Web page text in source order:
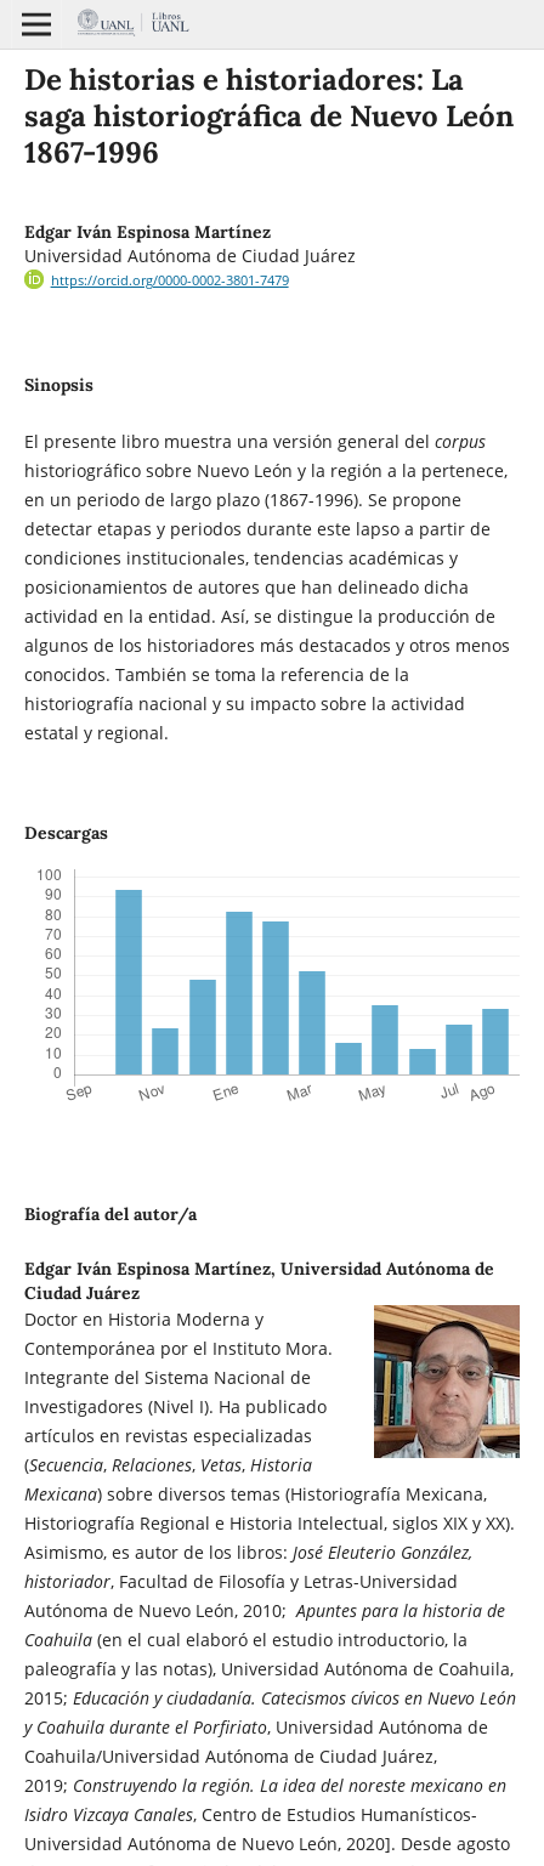
De historias e historiadores: La
saga historiográfica de Nuevo León
1867-1996
Edgar Iván Espinosa Martínez
Universidad Autónoma de Ciudad Juárez
https://orcid.org/0000-0002-3801-7479
Sinopsis
El presente libro muestra una versión general del corpus
historiográfico sobre Nuevo León y la región a la pertenece,
en un periodo de largo plazo (1867-1996). Se propone
detectar etapas y periodos durante este lapso a partir de
condiciones institucionales, tendencias académicas y
posicionamientos de autores que han delineado dicha
actividad en la entidad. Así, se distingue la producción de
algunos de los historiadores más destacados y otros menos
conocidos. También se toma la referencia de la
historiografía nacional y su impacto sobre la actividad
estatal y regional.
Descargas
Biografía del autor/a
Edgar Iván Espinosa Martínez, Universidad Autónoma de
Ciudad Juárez
Doctor en Historia Moderna y
Contemporánea por el Instituto Mora.
Integrante del Sistema Nacional de
Investigadores (Nivel I). Ha publicado
artículos en revistas especializadas
(Secuencia, Relaciones, Vetas, Historia
Mexicana) sobre diversos temas (Historiografía Mexicana,
Historiografía Regional e Historia Intelectual, siglos XIX y XX).
Asimismo, es autor de los libros: José Eleuterio González,
historiador, Facultad de Filosofía y Letras-Universidad
Autónoma de Nuevo León, 2010;Apuntes para la historia de
Coahuila(en el cual elaboró el estudio introductorio, la
paleografía y las notas), Universidad Autónoma de Coahuila,
2015; Educación y ciudadanía. Catecismos cívicos en Nuevo León
y Coahuila durante el Porfiriato, Universidad Autónoma de
Coahuila/Universidad Autónoma de Ciudad Juárez,
2019; Construyendo la región. La idea del noreste mexicano en
Isidro Vizcaya Canales, Centro de Estudios Humanísticos-
Universidad Autónoma de Nuevo León, 2020]. Desde agosto